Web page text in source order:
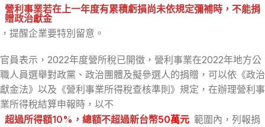
營利事業若在 上一年度有累積虧損尚未依規定彌補時， 不能捐
贈政治獻金
，提醒企業要特別留意。
官員表示，2022年度營所稅已開徵，營利事業在2022年地方公
職人員選舉對政黨、政治團體及擬參選人的捐贈，可以依《政治
獻金法》以及《營利事業所得稅查核準則》規定，在辦理營利事
業所得稅結算申報時，以不
超過所得額10%，總額不超過新台幣50萬元 範圍內，列報捐